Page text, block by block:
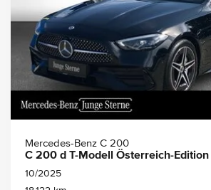
Mercedes-Benz C 200
C 200 d T-Modell Österreich-Edition
10/2025